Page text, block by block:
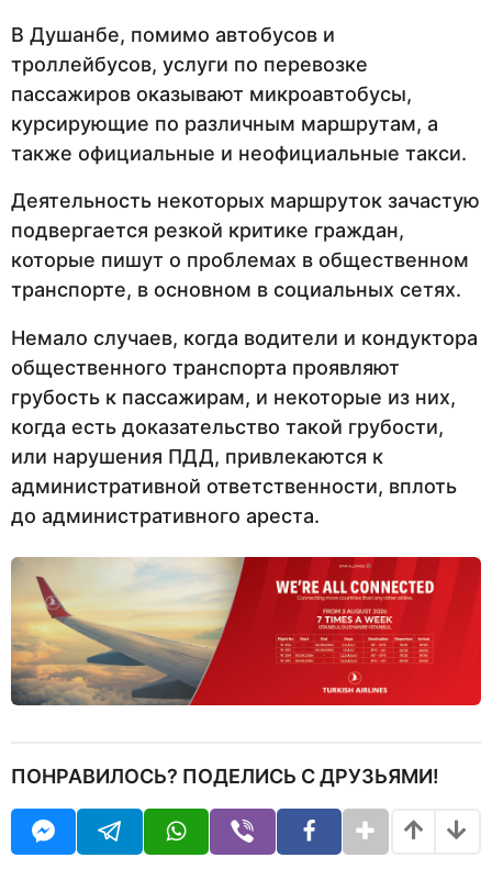
В Душанбе, помимо автобусов и
троллейбусов, услуги по перевозке
пассажиров оказывают микроавтобусы,
курсирующие по различным маршрутам, а
также официальные и неофициальные такси.
Деятельность некоторых маршруток зачастую
подвергается резкой критике граждан,
которые пишут о проблемах в общественном
транспорте, в основном в социальных сетях.
Немало случаев, когда водители и кондуктора
общественного транспорта проявляют
грубость к пассажирам, и некоторые из них,
когда есть доказательство такой грубости,
или нарушения ПДД, привлекаются к
административной ответственности, вплоть
до административного ареста.
ПОНРАВИЛОСЬ? ПОДЕЛИСЬ С ДРУЗЬЯМИ!